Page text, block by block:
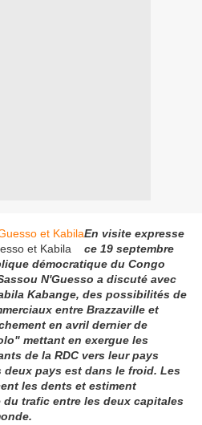
et Kabila
En visite expresse
ce 19 septembre
démocratique du Congo
N'Guesso a discuté avec
Kabange, des possibilités de
entre Brazzaville et
en avril dernier de
mettant en exergue les
de la RDC vers leur pays
pays est dans le froid. Les
les dents et estiment
trafic entre les deux capitales